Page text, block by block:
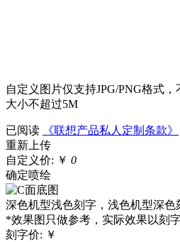
自定义图片仅支持JPG/PNG格式
大小不超过5M
已阅读
《联想产品私人定制条款》
重新上传
自定义价: ￥ 0
确定喷绘
深色机型浅色刻字，浅色机型深色
*效果图只做参考，实际效果以刻
刻字价: ￥